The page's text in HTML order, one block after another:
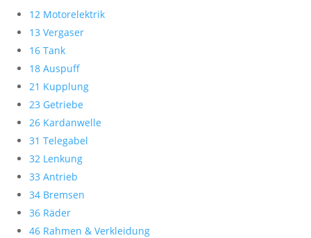
12 Motorelektrik
13 Vergaser
16 Tank
18 Auspuff
21 Kupplung
23 Getriebe
26 Kardanwelle
31 Telegabel
32 Lenkung
33 Antrieb
34 Bremsen
36 Räder
46 Rahmen & Verkleidung